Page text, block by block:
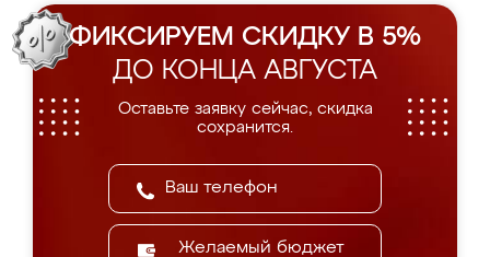
ФИКСИРУЕМ СКИДКУ В 5%
ДО КОНЦА АВГУСТА
Оставьте заявку сейчас, скидка
сохранится.
Желаемый бюджет